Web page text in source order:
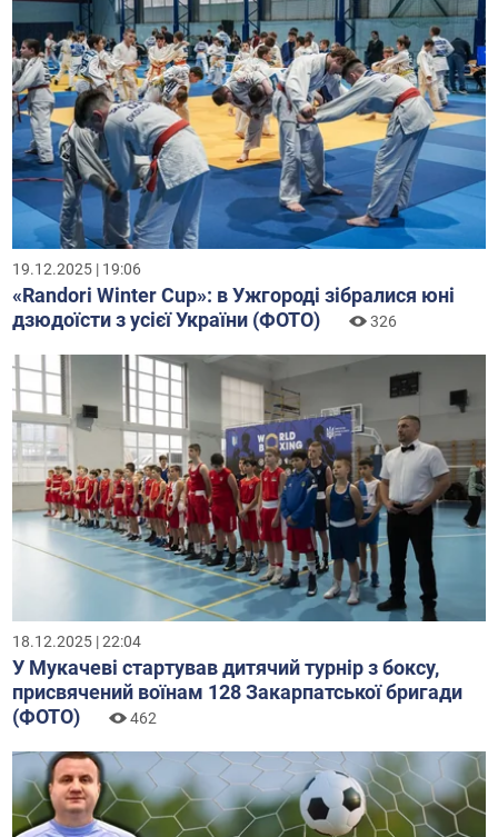
19.12.2025 | 19:06
«Randori Winter Cup»: в Ужгороді зібралися юні
дзюдоїсти з усієї України (ФОТО)
326
18.12.2025 | 22:04
У Мукачеві стартував дитячий турнір з боксу,
присвячений воїнам 128 Закарпатської бригади
(ФОТО)
462